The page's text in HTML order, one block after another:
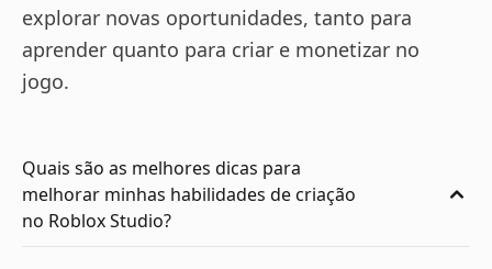
explorar novas oportunidades, tanto para
aprender quanto para criar e monetizar no
jogo.
Quais são as melhores dicas para
melhorar minhas habilidades de criação
no Roblox Studio?